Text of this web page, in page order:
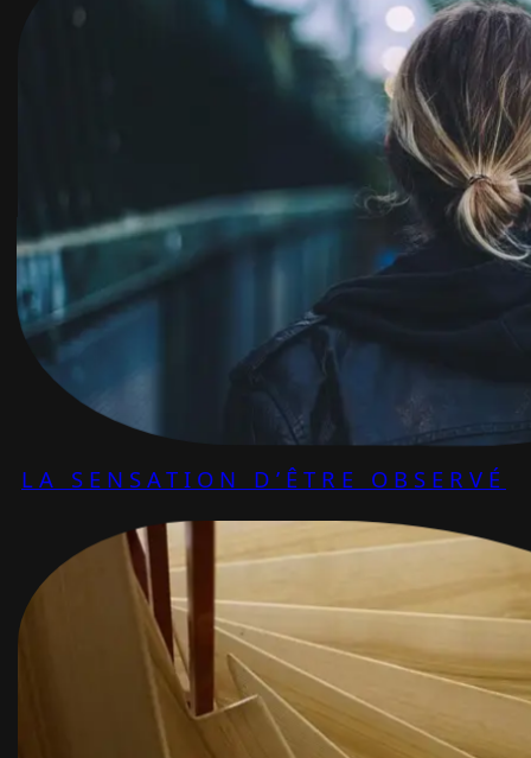
LA SENSATION D’ÊTRE OBSERVÉ